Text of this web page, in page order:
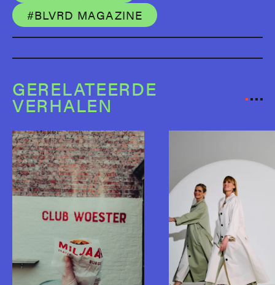
#BLVRD MAGAZINE
GERELATEERDE
VERHALEN